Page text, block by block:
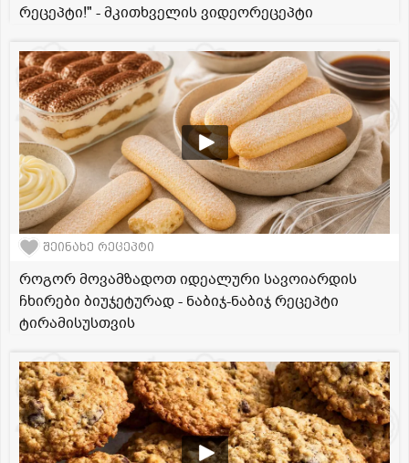
რეცეპტი!" - მკითხველის ვიდეორეცეპტი
შეინახე რეცეპტი
როგორ მოვამზადოთ იდეალური სავოიარდის
ჩხირები ბიუჯეტურად - ნაბიჯ-ნაბიჯ რეცეპტი
ტირამისუსთვის